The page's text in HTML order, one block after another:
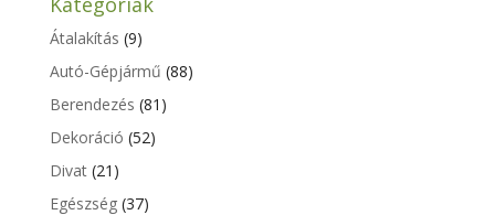
Átalakítás (9)
Autó-Gépjármű (88)
Berendezés (81)
Dekoráció (52)
Divat(21)
Egészség(37)